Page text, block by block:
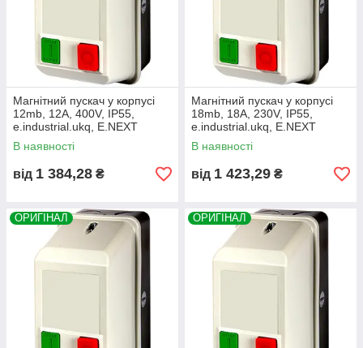
Магнітний пускач у корпусі
12mb, 12А, 400V, IP55,
e.industrial.ukq, E.NEXT
(i0100002)
В наявності
від 1 384,28 ₴
Магнітний пускач у корпусі
18mb, 18А, 230V, IP55,
e.industrial.ukq, E.NEXT
(i0100015)
В наявності
від 1 423,29 ₴
ОРИГІНАЛ ОРИГІНАЛ